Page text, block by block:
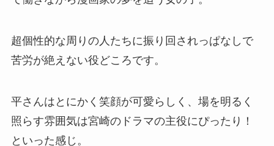
超個性的な周りの人たちに振り回されっぱなしで
苦労が絶えない役どころです。
平さんはとにかく笑顔が可愛らしく、場を明るく
照らす雰囲気は宮崎のドラマの主役にぴったり！
といった感じ。